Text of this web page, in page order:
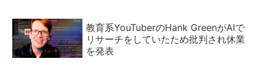
教育系YouTuberのHank GreenがAIで
リサーチをしていたため批判され休業
を発表